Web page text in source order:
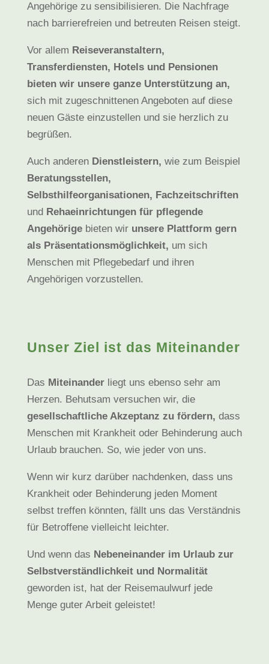
Angehörige zu sensibilisieren. Die Nachfrage
nach barrierefreien und betreuten Reisen steigt.
Vor allem Reiseveranstaltern,
Transferdiensten, Hotels und Pensionen
bieten wir unsere ganze Unterstützung an,
sich mit zugeschnittenen Angeboten auf diese
neuen Gäste einzustellen und sie herzlich zu
begrüßen.
Auch anderen Dienstleistern, wie zum Beispiel
Beratungsstellen,
Selbsthilfeorganisationen, Fachzeitschriften
und Rehaeinrichtungen für pflegende
Angehörigebieten wir unsere Plattform gern
als Präsentationsmöglichkeit, um sich
Menschen mit Pflegebedarf und ihren
Angehörigen vorzustellen.
Unser Ziel ist das Miteinander
Das Miteinanderliegt uns ebenso sehr am
Herzen. Behutsam versuchen wir, die
gesellschaftliche Akzeptanz zu fördern, dass
Menschen mit Krankheit oder Behinderung auch
Urlaub brauchen. So, wie jeder von uns.
Wenn wir kurz darüber nachdenken, dass uns
Krankheit oder Behinderung jeden Moment
selbst treffen könnten, fällt uns das Verständnis
für Betroffene vielleicht leichter.
Und wenn das Nebeneinander im Urlaub zur
Selbstverständlichkeit und Normalität
geworden ist, hat der Reisemaulwurf jede
Menge guter Arbeit geleistet!